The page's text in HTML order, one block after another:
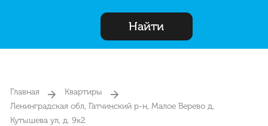
Найти
Главная
Квартиры
Ленинградская обл, Гатчинский р-н, Малое Верево д,
Кутышева ул, д. 9к2